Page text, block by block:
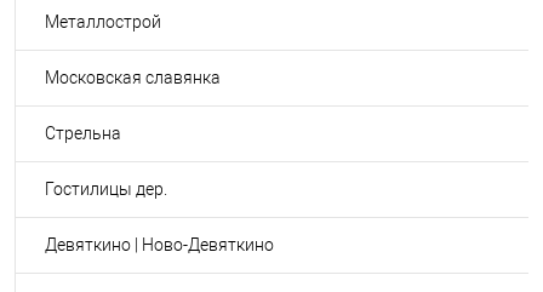
Металлострой
Московская славянка
Стрельна
Гостилицы дер.
Девяткино | Ново-Девяткино